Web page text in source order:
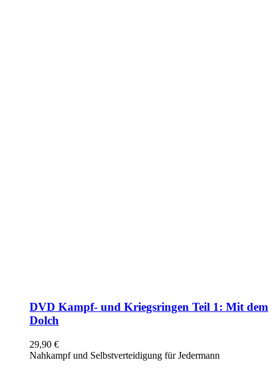
DVD Kampf- und Kriegsringen Teil 1: Mit dem
Dolch
29,90 €
Nahkampf und Selbstverteidigung für Jedermann